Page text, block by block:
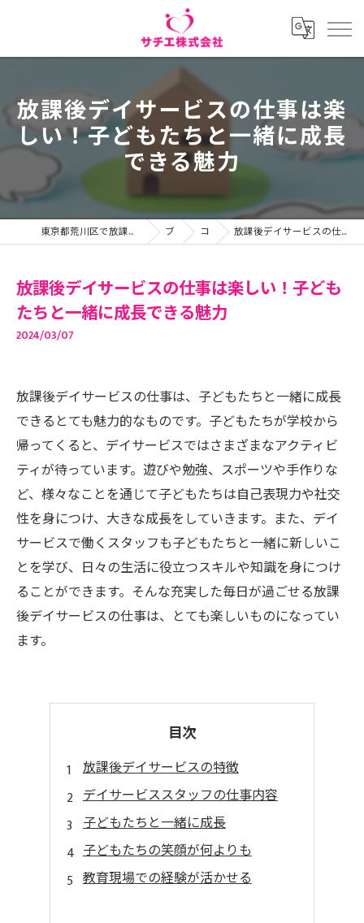
放課後デイサービスの仕事は楽
しい！子どもたちと一緒に成長
できる魅力
東京都荒川区で放課後等デイサービスの求人ならサチエ株式会社 ブログ コラム 放課後デイサービスの仕事は楽しい！子どもたちと一緒に成長できる魅力
放課後デイサービスの仕事は楽しい！子ども
たちと一緒に成長できる魅力
2024/03/07
放課後デイサービスの仕事は、子どもたちと一緒に成長
できるとても魅力的なものです。子どもたちが学校から
帰ってくると、デイサービスではさまざまなアクティビ
ティが待っています。遊びや勉強、スポーツや手作りな
ど、様々なことを通じて子どもたちは自己表現力や社交
性を身につけ、大きな成長をしていきます。また、デイ
サービスで働くスタッフも子どもたちと一緒に新しいこ
とを学び、日々の生活に役立つスキルや知識を身につけ
ることができます。そんな充実した毎日が過ごせる放課
後デイサービスの仕事は、とても楽しいものになってい
ます。
目次
放課後デイサービスの特徴
デイサービススタッフの仕事内容
子どもたちと一緒に成長
子どもたちの笑顔が何よりも
教育現場での経験が活かせる